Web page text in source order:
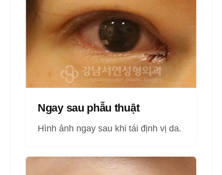
Ngay sau phẫu thuật
Hình ảnh ngay sau khi tái định vị da.